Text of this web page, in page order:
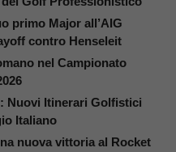
primo Major all’AIG
contro Henseleit
nel Campionato
Nuovi Itinerari Golfistici
Italiano
nuova vittoria al Rocket